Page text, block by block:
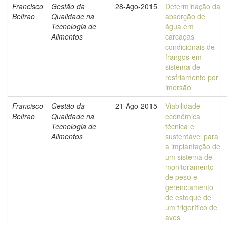
Francisco
Beltrao
Gestão da
Qualidade na
Tecnologia de
Alimentos
28-Ago-2015
Determinação da
absorção de
água em
carcaças
condicionais de
frangos em
sistema de
resfriamento por
imersão
Francisco
Beltrao
Gestão da
Qualidade na
Tecnologia de
Alimentos
21-Ago-2015
Viabilidade
econômica
técnica e
sustentável para
a implantação de
um sistema de
monitoramento
de peso e
gerenciamento
de estoque de
um frigorífico de
aves